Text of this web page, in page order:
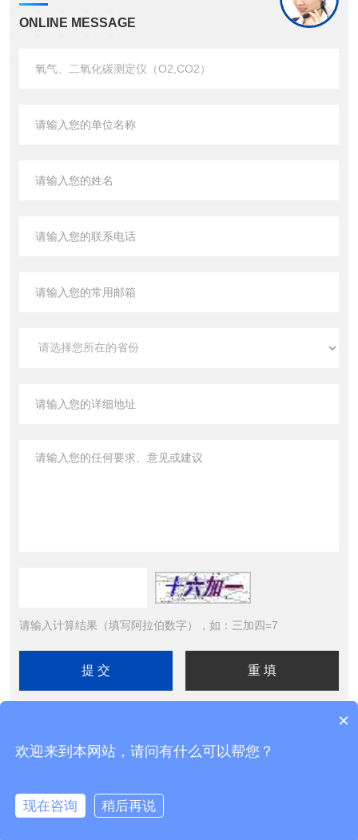
ONLINE MESSAGE
请输入计算结果（填写阿拉伯数字），如：三加四=7
Reserved 工信部备案号：京ICP备11025710号-2
技术支持：化工仪器网 管理登录
×
欢迎来到本网站，请问有什么可以帮您？
现在咨询 稍后再说